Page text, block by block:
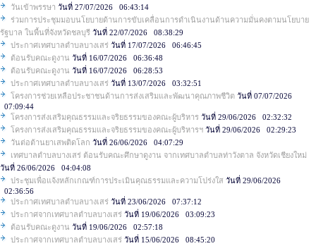
วันเข้าพรรษา วันที่ 27/07/2026 06:43:14
ร่วมการประชุมมอบนโยบายด้านการขับเคลื่อนการดำเนินงานด้านความมั่นคงตามนโยบาย
รัฐบาล ในพื้นที่จังหวัดชลบุรี วันที่ 22/07/2026 08:38:29
ประกาศเทศบาลตำบลบางเสร่ วันที่ 17/07/2026 06:46:45
ต้อนรับคณะดูงาน วันที่ 16/07/2026 06:36:48
ต้อนรับคณะดูงาน วันที่ 16/07/2026 06:28:53
ประกาศเทศบาลตำบลบางเสร่ วันที่ 13/07/2026 03:32:51
โครงการช่วยเหลือประชาชนด้านการส่งเสริมและพัฒนาคุณภาพชีวิต วันที่ 07/07/2026
07:09:44
โครงการส่งเสริมคุณธรรมและจริยธรรมของคณะผู้บริหาร วันที่ 29/06/2026 02:32:32
โครงการส่งเสริมคุณธรรมและจริยธรรมของคณะผู้บริหารฯ วันที่ 29/06/2026 02:29:23
วันต่อต้านยาเสพติดโลก วันที่ 26/06/2026 04:07:29
เทศบาลตำบลบางเสร่ ต้อนรับคณะศึกษาดูงาน จากเทศบาลตำบลท่าวังตาล จังหวัดเชียงใหม่
วันที่ 26/06/2026 04:04:08
ประชุมเพื่อแจ้งหลักเกณฑ์การประเมินคุณธรรมและความโปร่งใส วันที่ 29/06/2026
02:36:56
ประกาศเทศบาลตำบลบางเสร่ วันที่ 23/06/2026 07:37:12
ประกาศจากเทศบาลตำบลบางเสร่ วันที่ 19/06/2026 03:09:23
ต้อนรับคณะดูงาน วันที่ 19/06/2026 02:57:18
ประกาศจากเทศบาลตำบลบางเสร่ วันที่ 15/06/2026 08:45:20